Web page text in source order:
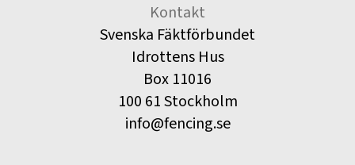
Kontakt
Svenska Fäktförbundet
Idrottens Hus
Box 11016
100 61 Stockholm
info@fencing.se